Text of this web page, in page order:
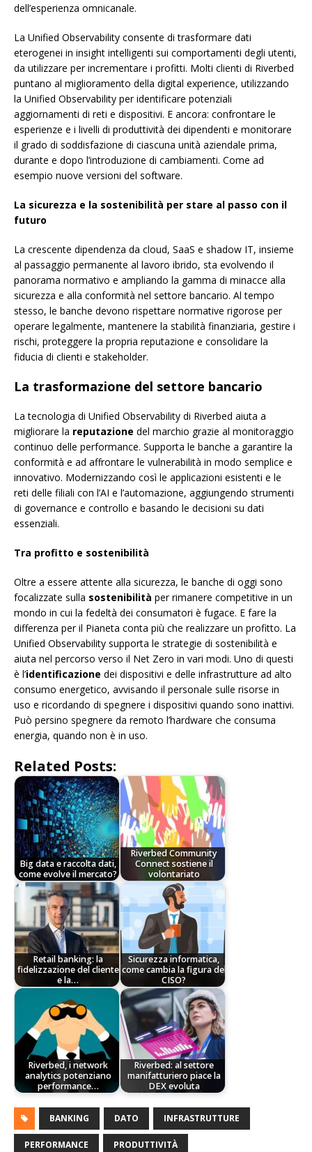
dell’esperienza omnicanale.
La Unified Observability consente di trasformare dati
eterogenei in insight intelligenti sui comportamenti degli utenti,
da utilizzare per incrementare i profitti. Molti clienti di Riverbed
puntano al miglioramento della digital experience, utilizzando
la Unified Observability per identificare potenziali
aggiornamenti di reti e dispositivi. E ancora: confrontare le
esperienze e i livelli di produttività dei dipendenti e monitorare
il grado di soddisfazione di ciascuna unità aziendale prima,
durante e dopo l’introduzione di cambiamenti. Come ad
esempio nuove versioni del software.
La sicurezza e la sostenibilità per stare al passo con il
futuro
La crescente dipendenza da cloud, SaaS e shadow IT, insieme
al passaggio permanente al lavoro ibrido, sta evolvendo il
panorama normativo e ampliando la gamma di minacce alla
sicurezza e alla conformità nel settore bancario. Al tempo
stesso, le banche devono rispettare normative rigorose per
operare legalmente, mantenere la stabilità finanziaria, gestire i
rischi, proteggere la propria reputazione e consolidare la
fiducia di clienti e stakeholder.
La trasformazione del settore bancario
La tecnologia di Unified Observability di Riverbed aiuta a
migliorare la reputazione del marchio grazie al monitoraggio
continuo delle performance. Supporta le banche a garantire la
conformità e ad affrontare le vulnerabilità in modo semplice e
innovativo. Modernizzando così le applicazioni esistenti e le
reti delle filiali con l’AI e l’automazione, aggiungendo strumenti
di governance e controllo e basando le decisioni su dati
essenziali.
Tra profitto e sostenibilità
Oltre a essere attente alla sicurezza, le banche di oggi sono
focalizzate sulla sostenibilità per rimanere competitive in un
mondo in cui la fedeltà dei consumatori è fugace. E fare la
differenza per il Pianeta conta più che realizzare un profitto. La
Unified Observability supporta le strategie di sostenibilità e
aiuta nel percorso verso il Net Zero in vari modi. Uno di questi
è l’identificazione dei dispositivi e delle infrastrutture ad alto
consumo energetico, avvisando il personale sulle risorse in
uso e ricordando di spegnere i dispositivi quando sono inattivi.
Può persino spegnere da remoto l’hardware che consuma
energia, quando non è in uso.
Related Posts:
Big data e raccolta dati,
come evolve il mercato?
Riverbed Community
Connect sostiene il
volontariato
Retail banking: la
fidelizzazione del cliente
e la…
Sicurezza informatica,
come cambia la figura del
CISO?
Riverbed, i network
analytics potenziano
performance…
Riverbed: al settore
manifatturiero piace la
DEX evoluta
BANKING DATO INFRASTRUTTURE
PERFORMANCE PRODUTTIVITÀ